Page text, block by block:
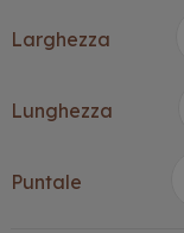
Larghezza
Lunghezza
Puntale